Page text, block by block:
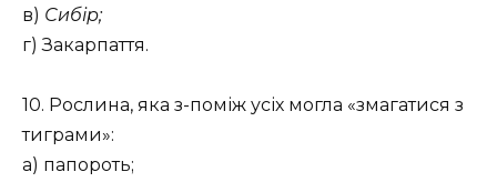
в) Сибір;
г) Закарпаття.
10. Рослина, яка з-поміж усіх могла «змагатися з
тиграми»:
а) папороть;